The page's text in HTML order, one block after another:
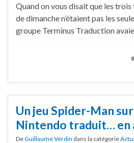
Quand on vous disait que les
de dimanche n’étaient pas les
groupe Terminus Traduction
Un jeu Spider-Man
Nintendo traduit… en
DeGuillaume Verdin dans la catégorie